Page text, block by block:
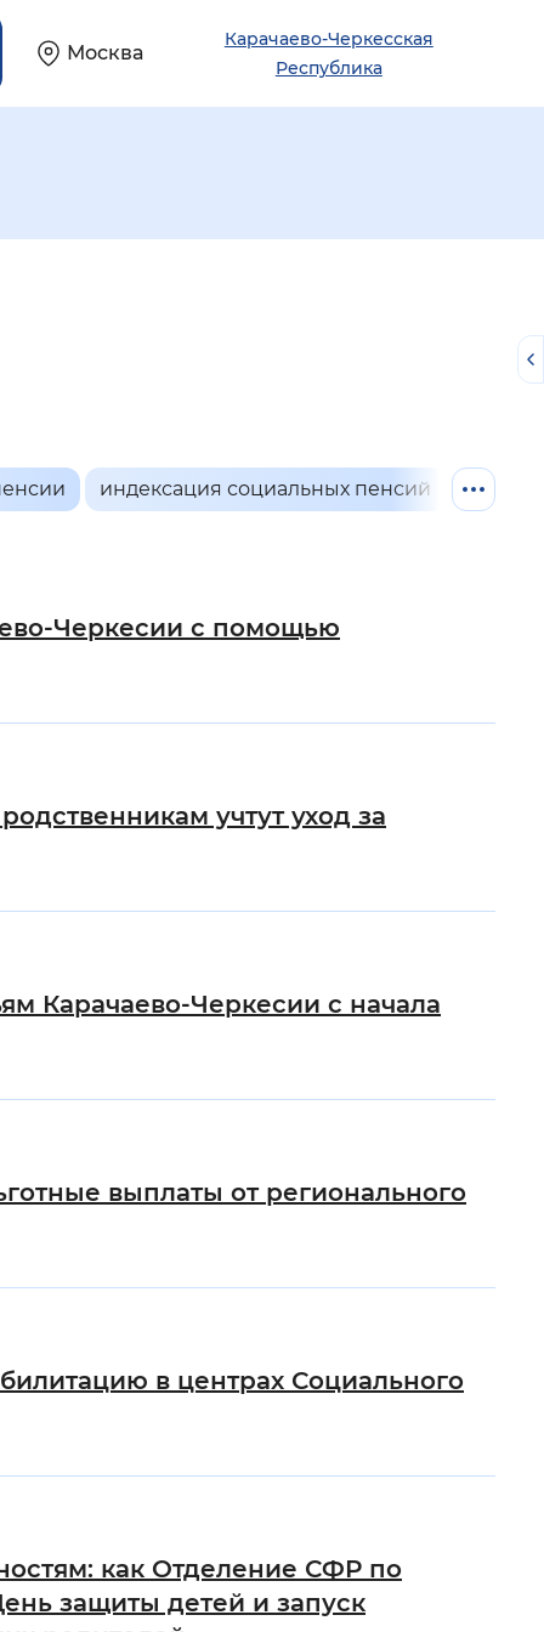
Москва
Карачаево-Черкесская
Республика
индексация социальных пенсий семьям
.
Черкесии с помощью
учтут уход за
Карачаево-Черкесии с начала
выплаты от регионального
в центрах Социального
как Отделение СФР по
защиты детей и запуск